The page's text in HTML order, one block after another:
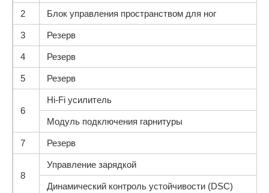
2 Блок управления пространством для ног
3 Резерв
4 Резерв
5 Резерв
6
Hi-Fi усилитель
Модуль подключения гарнитуры
7 Резерв
8
Управление зарядкой
Динамический контроль устойчивости (DSC)